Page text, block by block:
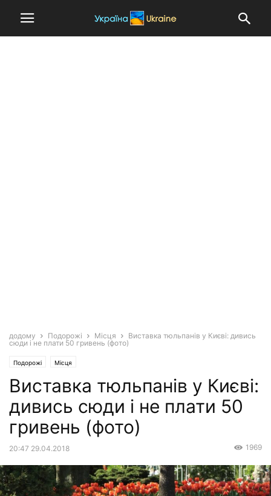
додому Подорожі Місця
Виставка тюльпанів у Києві: дивись
сюди і не плати 50 гривень (фото)
Подорожі Місця
Виставка тюльпанів у Києві:
дивись сюди і не плати 50
гривень (фото)
20:47 29.04.2018 1969